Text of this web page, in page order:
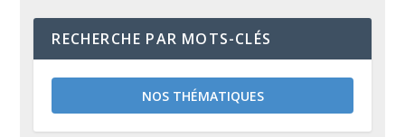
RECHERCHE PAR MOTS-CLÉS
NOS THÉMATIQUES